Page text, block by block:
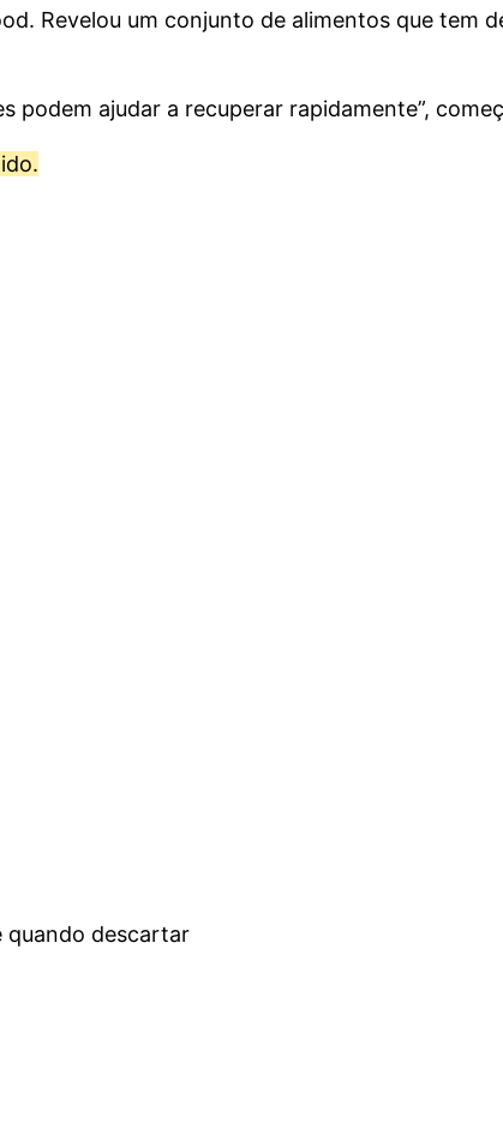
Revelou um conjunto de alimentos que tem
podem ajudar a recuperar rapidamente”,
quando descartar